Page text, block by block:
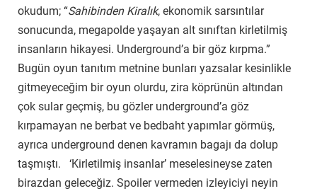
okudum; “Sahibinden Kiralık, ekonomik sarsıntılar
sonucunda, megapolde yaşayan alt sınıftan kirletilmiş
insanların hikayesi. Underground’a bir göz kırpma.”
Bugün oyun tanıtım metnine bunları yazsalar kesinlikle
gitmeyeceğim bir oyun olurdu, zira köprünün altından
çok sular geçmiş, bu gözler underground’a göz
kırpamayan ne berbat ve bedbaht yapımlar görmüş,
ayrıca underground denen kavramın bagajı da dolup
taşmıştı. ‘Kirletilmiş insanlar’ meselesineyse zaten
birazdan geleceğiz. Spoiler vermeden izleyiciyi neyin